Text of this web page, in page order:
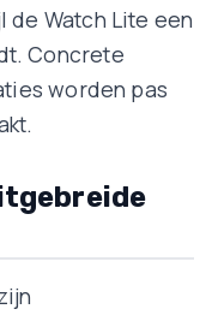
Watch Lite een
Concrete
worden pas